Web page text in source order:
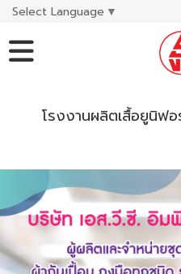
Select Language ▼
โรงงานผลิตเสื้อยูนิฟ